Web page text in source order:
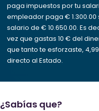
paga impuestos por tu
empleador paga € 1.300.00
salario de € 10.650.00. Es
vez que gastas 10 € del
que tanto te esforzaste,
directo al Estado.
¿Sabías que?